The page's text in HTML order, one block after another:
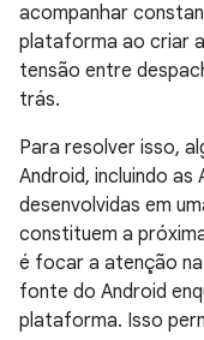
acompanhar
plataforma ao criar
tensão entre
trás.
Para resolver isso,
Android, incluindo
desenvolvidas em
constituem a
é focar a atenção
fonte do Android
plataforma. Isso